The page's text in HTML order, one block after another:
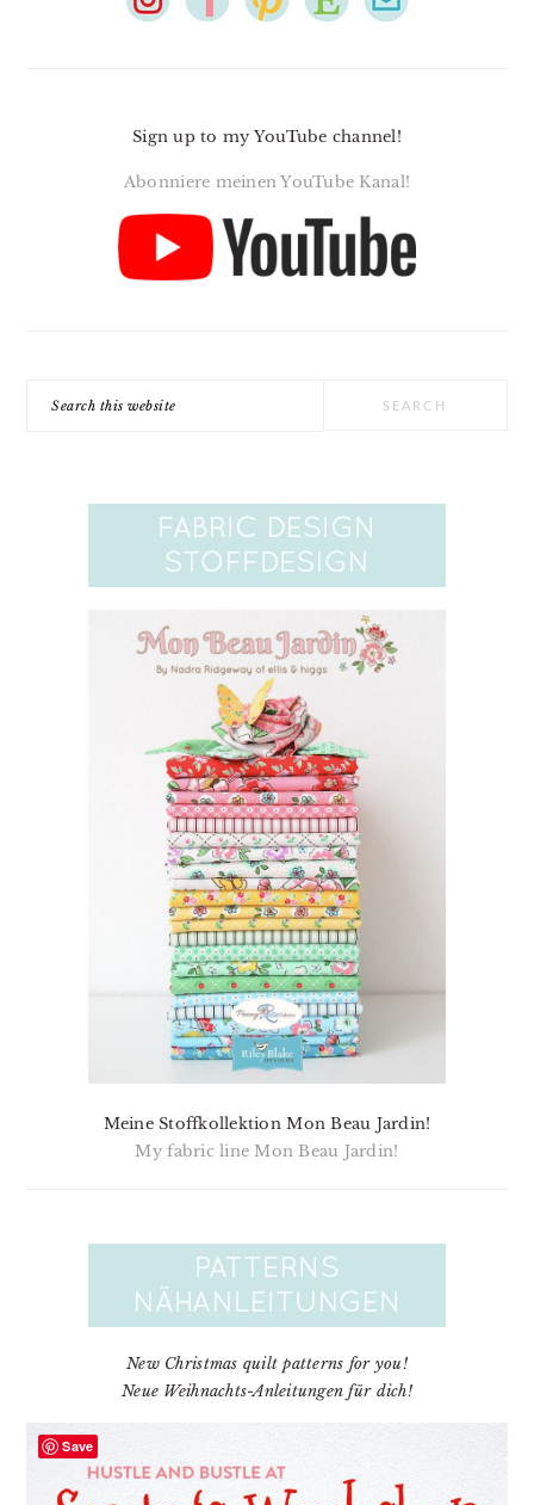
Sign up to my YouTube channel!
Abonniere meinen YouTube Kanal!
Meine Stoffkollektion Mon Beau Jardin!
My fabric line Mon Beau Jardin!
New Christmas quilt patterns for you!
Neue Weihnachts-Anleitungen für dich!
Save